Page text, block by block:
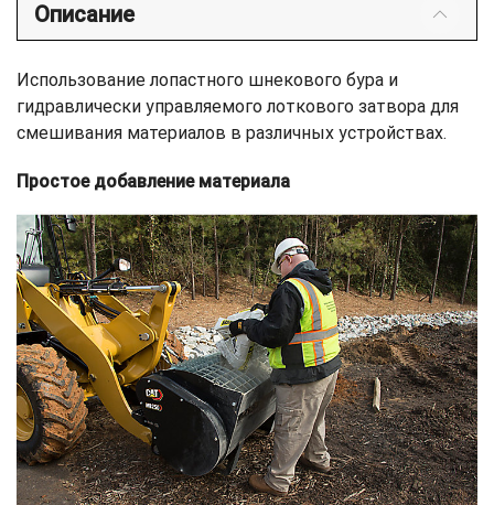
Описание
Использование лопастного шнекового бура и
гидравлически управляемого лоткового затвора для
смешивания материалов в различных устройствах.
Простое добавление материала